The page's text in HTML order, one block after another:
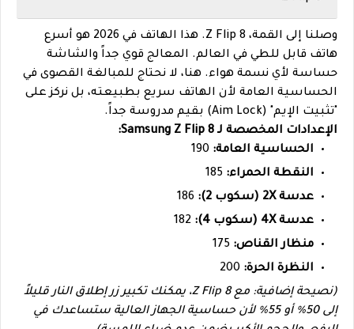
وصلنا إلى القمة، Z Flip 8. هذا الهاتف في 2026 هو أسرع
هاتف قابل للطي في العالم. المعالج قوي جداً والشاشة
حساسة لأي نسمة هواء. هنا، لا نحتاج للمبالغة القصوى في
الحساسية العامة لأن الهاتف سريع بطبيعته، بل نركز على
"تثبيت الإيم" (Aim Lock) بقيم مدروسة جداً.
الإعدادات المخصصة لـ Samsung Z Flip 8:
الحساسية العامة:
النقطة الحمراء:
عدسة 2X (سكوب 2):
عدسة 4X (سكوب 4):
منظار القناص:
النظرة الحرة:
(نصيحة إضافية: مع Z Flip 8، يمكنك تكبير زر إطلاق النار قليلاً
إلى 50% أو 55% لأن حساسية الجهاز العالية ستساعدك في